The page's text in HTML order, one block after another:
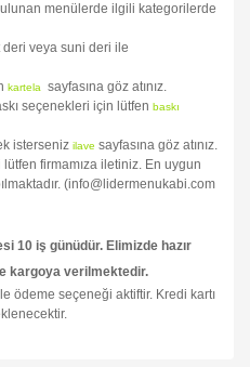
menülerde ilgili kategorilerde
deri veya suni deri ile
kartela
sayfasına göz atınız.
seçenekleri için lütfen baskı
isterseniz ilave sayfasına göz atınız.
lütfen firmamıza iletiniz. En uygun
(info@lidermenukabi.com
10 iş günüdür. Elimizde hazır
kargoya verilmektedir.
ödeme seçeneği aktiftir. Kredi kartı